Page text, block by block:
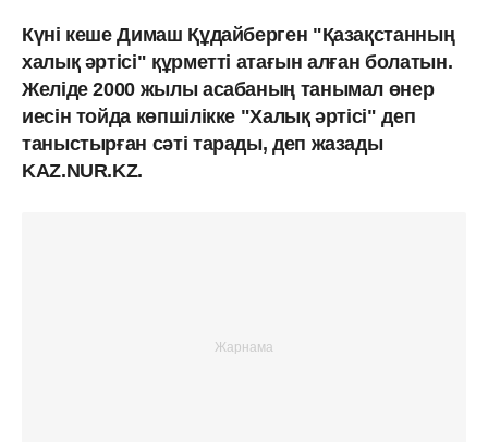
Күні кеше Димаш Құдайберген "Қазақстанның
халық әртісі" құрметті атағын алған болатын.
Желіде 2000 жылы асабаның танымал өнер
иесін тойда көпшілікке "Халық әртісі" деп
таныстырған сәті тарады, деп жазады
KAZ.NUR.KZ.